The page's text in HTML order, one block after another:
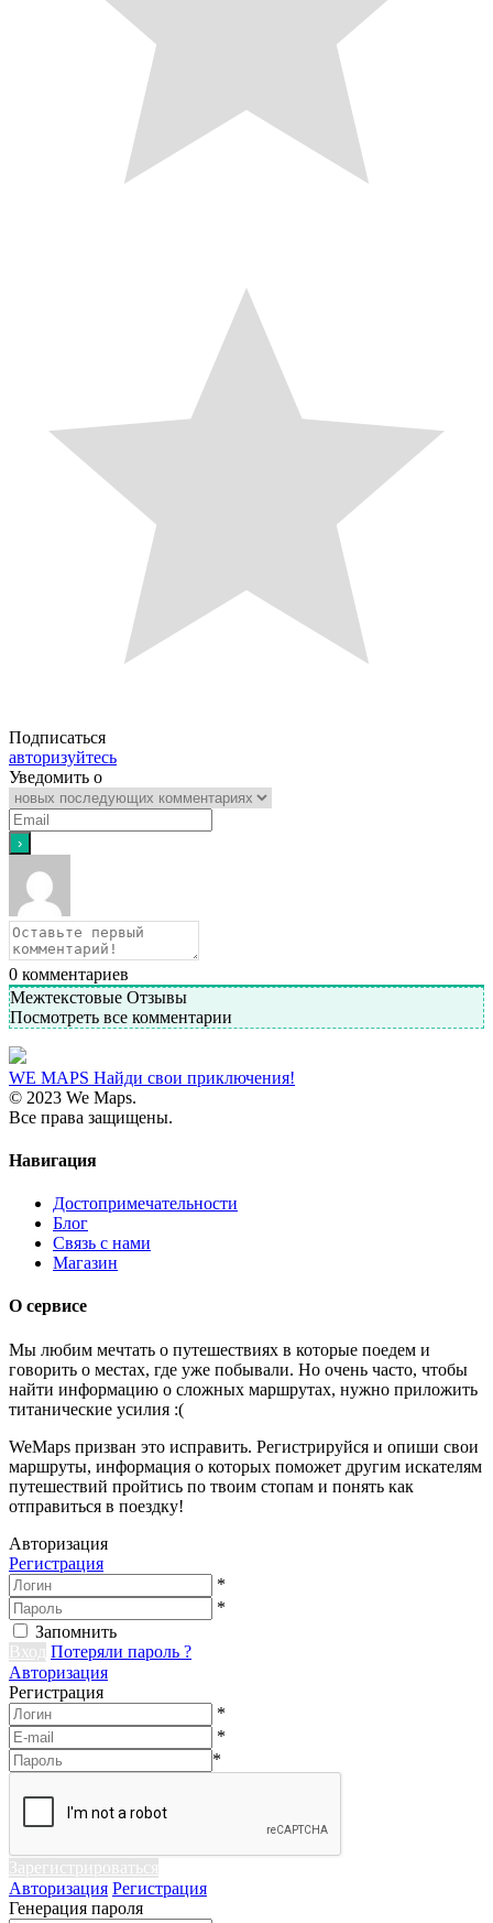
Подписаться
авторизуйтесь
Уведомить о
0 комментариев
Межтекстовые Отзывы
Посмотреть все комментарии
WE MAPS Найди свои приключения!
© 2023 We Maps.
Все права защищены.
Навигация
Достопримечательности
Блог
Связь с нами
Магазин
О сервисе
Мы любим мечтать о путешествиях в которые поедем и
говорить о местах, где уже побывали. Но очень часто, чтобы
найти информацию о сложных маршрутах, нужно приложить
титанические усилия :(
WeMaps призван это исправить. Регистрируйся и опиши свои
маршруты, информация о которых поможет другим искателям
путешествий пройтись по твоим стопам и понять как
отправиться в поездку!
Авторизация
Регистрация
*
*
Запомнить
Вход
Потеряли пароль ?
Авторизация
Регистрация
*
*
*
Зарегистрироваться
Авторизация Регистрация
Генерация пароля